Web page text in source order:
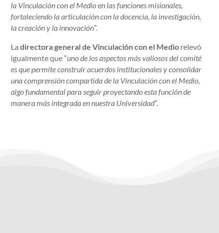
la Vinculación con el Medio en las funciones misionales,
fortaleciendo la articulación con la docencia, la investigación,
la creación y la innovación”.
Ladirectora general de Vinculación con el Medio relevó
igualmente que “uno de los aspectos más valiosos del comité
es que permite construir acuerdos institucionales y consolidar
una comprensión compartida de la Vinculación con el Medio,
algo fundamental para seguir proyectando esta función de
manera más integrada en nuestra Universidad”.